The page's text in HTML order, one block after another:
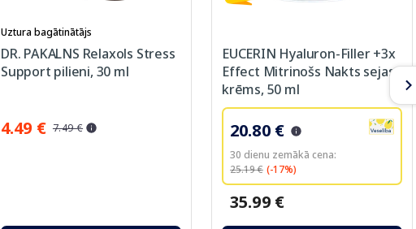
Uztura bagātinātājs
DR. PAKALNS Relaxols Stress
Support pilieni, 30 ml
4.49 € 7.49 €
EUCERIN Hyaluron-Filler +3x
Effect Mitrinošs Nakts sejas
krēms, 50 ml
20.80 €
30 dienu zemākā cena:
25.19 € (-17%)
35.99 €